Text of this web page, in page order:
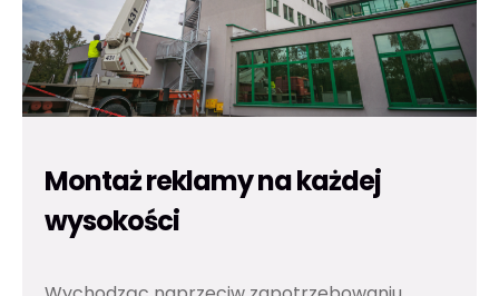
Montaż reklamy na każdej
wysokości